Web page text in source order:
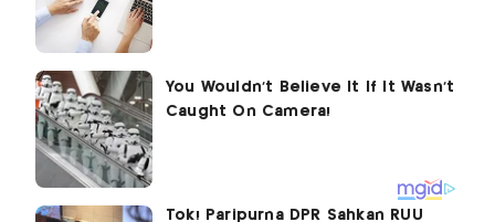
Tok! Paripurna DPR Sahkan RUU